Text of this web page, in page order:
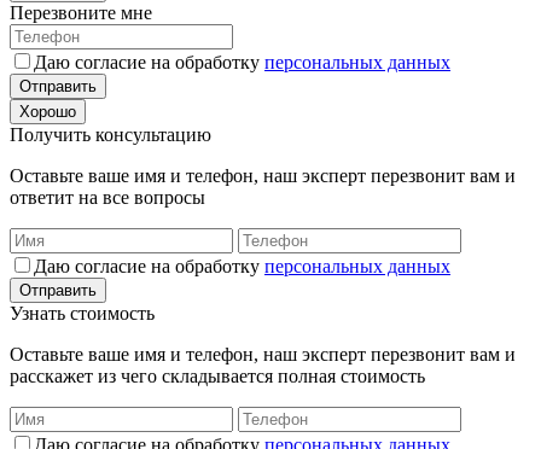
Перезвоните мне
Даю согласие на обработку персональных данных
Отправить
Хорошо
Получить консультацию
Оставьте ваше имя и телефон, наш эксперт перезвонит вам и
ответит на все вопросы
Даю согласие на обработку персональных данных
Отправить
Узнать стоимость
Оставьте ваше имя и телефон, наш эксперт перезвонит вам и
расскажет из чего складывается полная стоимость
Даю согласие на обработку персональных данных